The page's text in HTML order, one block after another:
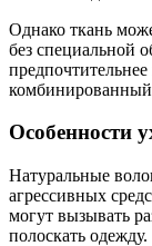
Однако ткань
без специальной
комбинированный
Особенности
Натуральные
агрессивных
могут вызывать
полоскать одежду.